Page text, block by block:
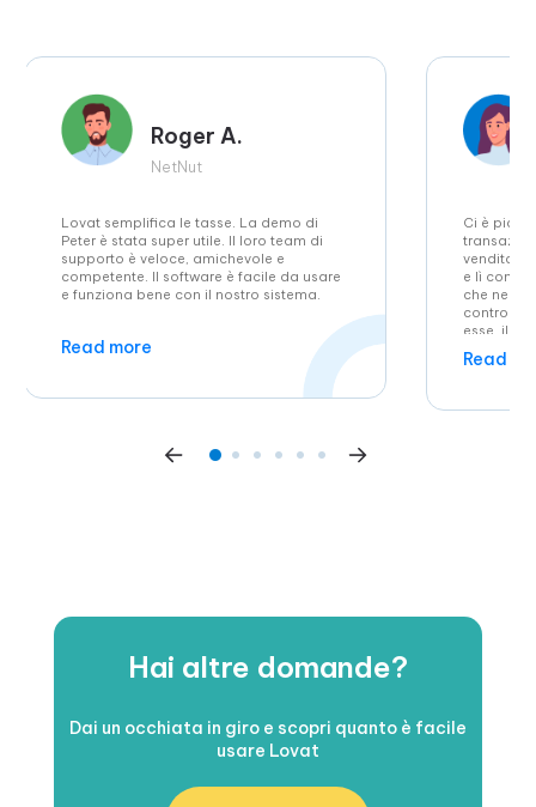
Roger A.
NetNut
Lovat semplifica le tasse. La demo di
Peter è stata super utile. Il loro team di
supporto è veloce, amichevole e
competente. Il software è facile da usare
e funziona bene con il nostro sistema.
Read more
Ci è
vendita
e lì
che ne
esse, il
abbiamo
fiscali in
Read
Hai altre domande?
Dai un occhiata in giro e scopri quanto è facile
usare Lovat